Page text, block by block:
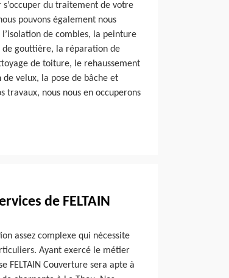
du traitement de votre
pouvons également nous
de combles, la peinture
gouttière, la réparation de
de toiture, le rehaussement
velux, la pose de bâche et
travaux, nous nous en occuperons
de FELTAIN
assez complexe qui nécessite
Ayant exercé le métier
FELTAIN Couverture sera apte à